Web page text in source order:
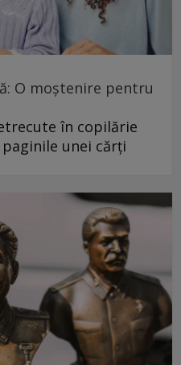
O moștenire pentru
în copilărie
unei cărți